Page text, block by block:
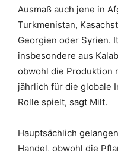
Ausmaß auch jene in
Turkmenistan,
Georgien oder Syrien.
insbesondere aus
obwohl die Produktion
jährlich für die globale
Rolle spielt, sagt Milt.
Hauptsächlich
Handel, obwohl die